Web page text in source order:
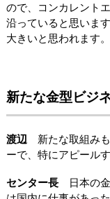
ので、コンカレント
沿っていると思いま
大きいと思われます。
新たな金型ビジ
渡辺 新たな取組み
ーで、特にアピール
センター長日本の金